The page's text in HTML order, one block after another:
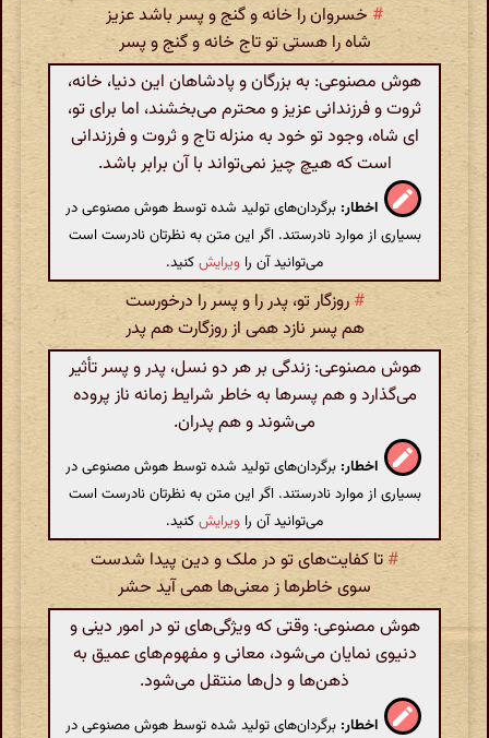
# خسروان را خانه و گنج و پسر باشد عزیز
شاه را هستی تو تاج خانه و گنج و پسر
هوش مصنوعی: به بزرگان و پادشاهان این دنیا، خانه،
ثروت و فرزندانی عزیز و محترم می‌بخشند، اما برای تو،
ای شاه، وجود تو خود به منزله‌ تاج و ثروت و فرزندانی
است که هیچ چیز نمی‌تواند با آن برابر باشد.
اخطار: برگردان‌های تولید شده توسط هوش مصنوعی در
بسیاری از موارد نادرستند. اگر این متن به نظرتان نادرست است
می‌توانید آن را ویرایشکنید.
# روزگار تو، پدر را و پسر را درخورست
هم پسر نازد همی از روزگارت هم پدر
هوش مصنوعی: زندگی بر هر دو نسل، پدر و پسر تأثیر
می‌گذارد و هم پسرها به خاطر شرایط زمانه ناز پروده
می‌شوند و هم پدران.
اخطار: برگردان‌های تولید شده توسط هوش مصنوعی در
بسیاری از موارد نادرستند. اگر این متن به نظرتان نادرست است
می‌توانید آن را ویرایشکنید.
# تا کفایت‌های تو در ملک و دین پیدا شدست
سوی خاطرها ز معنی‌ها همی آید حشر
هوش مصنوعی: وقتی که ویژگی‌های تو در امور دینی و
دنیوی نمایان می‌شود، معانی و مفهوم‌های عمیق به
ذهن‌ها و دل‌ها منتقل می‌شود.
اخطار: برگردان‌های تولید شده توسط هوش مصنوعی در